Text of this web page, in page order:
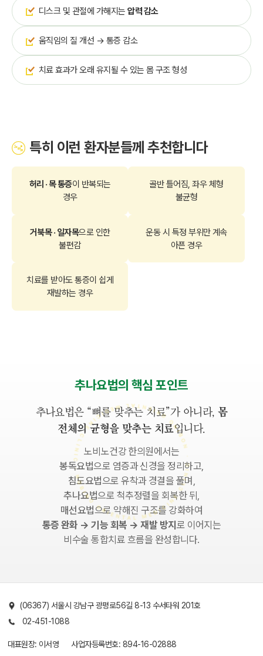
디스크 및 관절에 가해지는압력 감소
움직임의 질 개선 → 통증 감소
치료 효과가 오래 유지될 수 있는 몸 구조 형성
특히 이런 환자분들께 추천합니다
허리 · 목 통증이 반복되는
경우
골반 틀어짐, 좌우 체형
불균형
거북목 · 일자목으로 인한
불편감
운동 시 특정 부위만 계속
아픈 경우
치료를 받아도 통증이 쉽게
재발하는 경우
추나요법의 핵심 포인트
추나요법은 “뼈를 맞추는 치료”가 아니라, 몸
전체의 균형을 맞추는 치료입니다.
노비노건강 한의원에서는
봉독요법으로 염증과 신경을 정리하고,
침도요법으로 유착과 경결을 풀며,
추나요법으로 척추정렬을 회복한 뒤,
매선요법으로 약해진 구조를 강화하여
통증 완화 → 기능 회복 → 재발 방지로 이어지는
비수술 통합치료 흐름을 완성합니다.
(06367) 서울시 강남구 광평로56길 8-13 수서타워 201호
02-451-1088
대표원장: 이서영 사업자등록번호: 894-16-02888